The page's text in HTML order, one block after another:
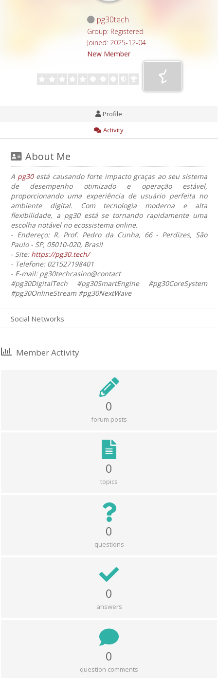
pg30tech
Group: Registered
Joined: 2025-12-04
New Member
Profile
Activity
About Me
A pg30está causando forte impacto graças ao seu sistema
de desempenho otimizado e operação estável,
proporcionando uma experiência de usuário perfeita no
ambiente digital. Com tecnologia moderna e alta
flexibilidade, a pg30 está se tornando rapidamente uma
escolha notável no ecossistema online.
- Endereço: R. Prof. Pedro da Cunha, 66 - Perdizes, São
Paulo - SP, 05010-020, Brasil
- Site: https://pg30.tech/
- Telefone: 021527198401
- E-mail: pg30techcasino@contact
#pg30DigitalTech #pg30SmartEngine #pg30CoreSystem
#pg30OnlineStream #pg30NextWave
Social Networks
Member Activity
0
forum posts
0
topics
0
questions
0
answers
0
question comments